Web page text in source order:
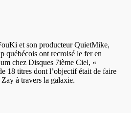
et son producteur QuietMike,
québécois ont recroisé le fer en
chez Disques 7ième Ciel, «
18 titres dont l’objectif était de faire
à travers la galaxie.